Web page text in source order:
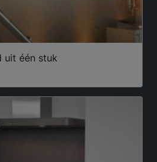
uit één stuk